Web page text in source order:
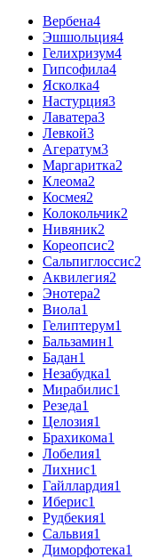
Вербена4
Эшшольция4
Гелихризум4
Гипсофила4
Ясколка4
Настурция3
Лаватера3
Левкой3
Агератум3
Маргаритка2
Клеома2
Космея2
Колокольчик2
Нивяник2
Кореопсис2
Сальпиглоссис2
Аквилегия2
Энотера2
Виола1
Гелиптерум1
Бальзамин1
Бадан1
Незабудка1
Мирабилис1
Резеда1
Целозия1
Брахикома1
Лобелия1
Лихнис1
Гайллардия1
Иберис1
Рудбекия1
Сальвия1
Диморфотека1